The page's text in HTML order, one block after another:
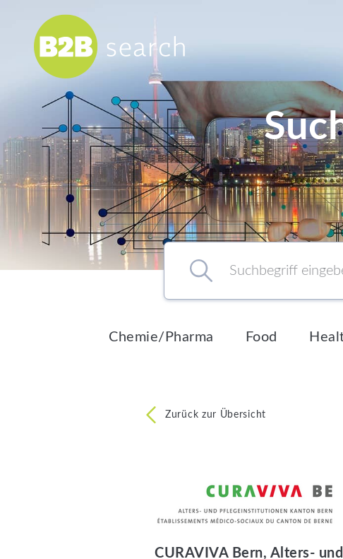
Chemie/Pharma
Food
Healthcare
Kunststoff
Suchbegriff eingeben…
Chemie/Pharma Food
Zurück zur Übersicht
CURAVIVA Bern, Alters-